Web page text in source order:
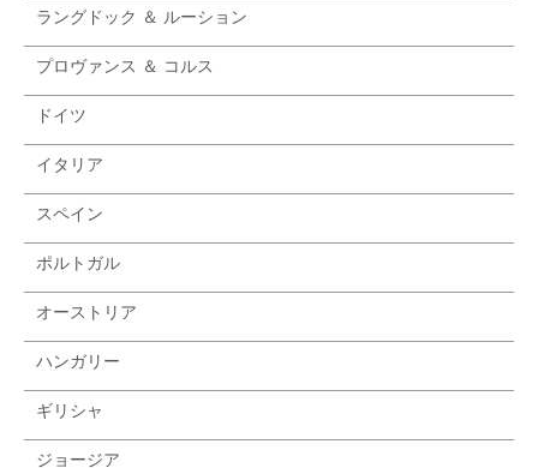
ラングドック ＆ ルーション
プロヴァンス ＆ コルス
ドイツ
イタリア
スペイン
ポルトガル
オーストリア
ハンガリー
ギリシャ
ジョージア